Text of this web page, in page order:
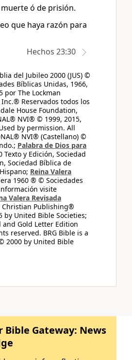
ó de prisión.
que haya razón para
Hechos 23:30
del Jubileo 2000 (JUS) ©
Bíblicas Unidas, 1966,
por The Lockman
Reservados todos los
House Foundation,
NVI® © 1999, 2015,
by permission. All
NVI® (Castellano) ©
Palabra de Dios para
y Edición, Sociedad
Sociedad Bíblica de
Reina Valera
1960 ® © Sociedades
visite
Valera Revisada
Christian Publishing®
by United Bible Societies;
and Gold Letter Edition
reserved. BRG Bible is a
2000 by United Bible
Bible Gateway: News